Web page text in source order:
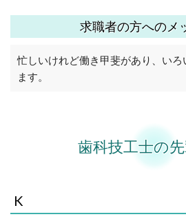
求職者の方へのメ
忙しいけれど働き甲斐があり、いろ
ます。
歯科技工士の
K